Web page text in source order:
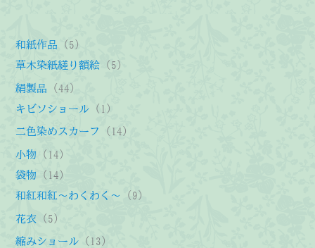
和紙作品 5 5
個
商
品
草木染紙縒り額絵 5 5
商
絹製品 44 4
4
個
品
キビソショール 1 1
個
品
二色染めスカーフ 14 1
の
小物 14 1
4
個
袋物 14 1
4
和紅和紅～わくわく～ 9 9
花衣 55
個
縮みショール 13 1